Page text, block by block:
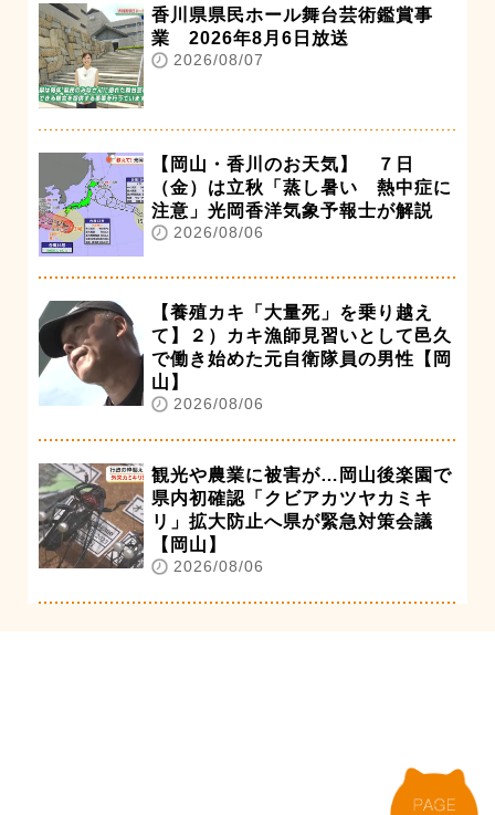
香川県県民ホール舞台芸術鑑賞事
業 2026年8月6日放送
2026/08/07
【岡山・香川のお天気】 ７日
（金）は立秋「蒸し暑い 熱中症に
注意」光岡香洋気象予報士が解説
2026/08/06
【養殖カキ「大量死」を乗り越え
て】２）カキ漁師見習いとして邑久
で働き始めた元自衛隊員の男性【岡
山】
2026/08/06
観光や農業に被害が…岡山後楽園で
県内初確認「クビアカツヤカミキ
リ」拡大防止へ県が緊急対策会議
【岡山】
2026/08/06